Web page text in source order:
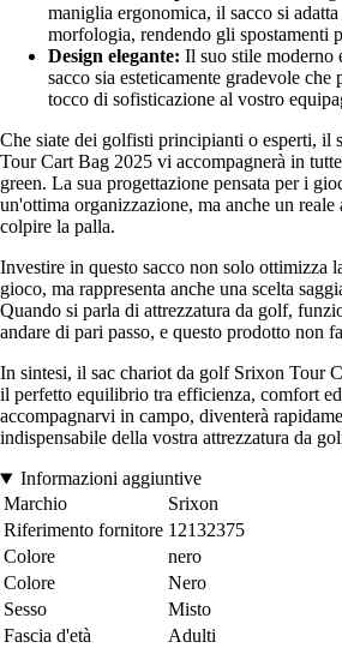
maniglia ergonomica, il sacco si
morfologia, rendendo gli spostamenti
Design elegante: Il suo stile moderno
sacco sia esteticamente gradevole
tocco di sofisticazione al vostro
Che siate dei golfisti principianti o esperti, il
Tour Cart Bag 2025 vi accompagnerà in
green. La sua progettazione pensata per i
un'ottima organizzazione, ma anche un
colpire la palla.
Investire in questo sacco non solo ottimizza
gioco, ma rappresenta anche una scelta
Quando si parla di attrezzatura da golf,
andare di pari passo, e questo prodotto non
In sintesi, il sac chariot da golf Srixon Tour
il perfetto equilibrio tra efficienza, comfort
accompagnarvi in campo, diventerà
indispensabile della vostra attrezzatura da
Informazioni aggiuntive
Marchio
Srixon
Riferimento fornitore 12132375
Colore
nero
Colore
Nero
Sesso
Misto
Fascia d'età
Adulti